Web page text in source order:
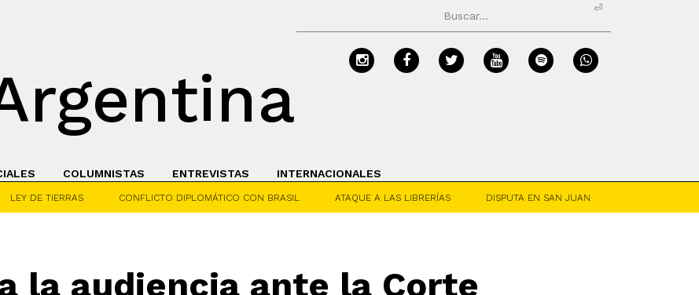
⏎
COLUMNISTAS ENTREVISTAS INTERNACIONALES
LEY DE TIERRAS CONFLICTO DIPLOMÁTICO CON BRASIL ATAQUE A LAS LIBRERÍAS DISPUTA EN SAN JUAN
la audiencia ante la Corte